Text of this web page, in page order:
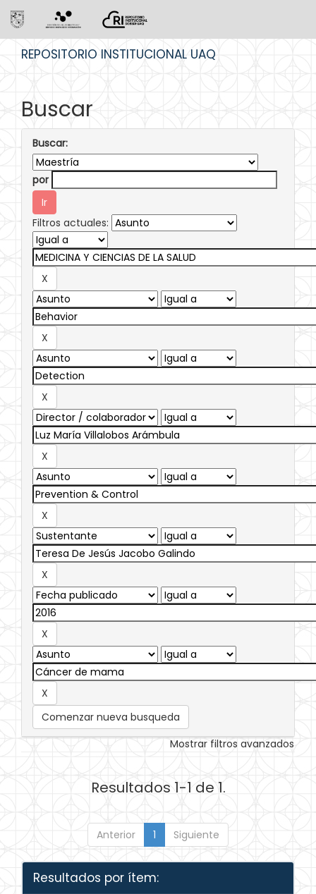
REPOSITORIO INSTITUCIONAL UAQ
Buscar
Buscar:
por
Filtros actuales:
Comenzar nueva busqueda
Mostrar filtros avanzados
Resultados 1-1 de 1.
Anterior 1 Siguiente
Resultados por ítem: